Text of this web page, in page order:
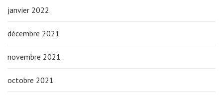
janvier 2022
décembre 2021
novembre 2021
octobre 2021